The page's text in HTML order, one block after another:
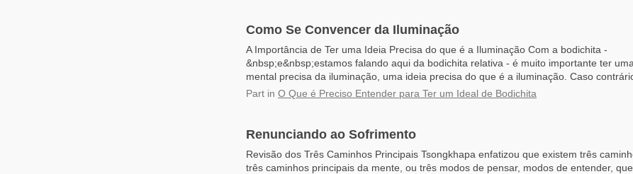
Como Se Convencer da Iluminação
A Importância de Ter uma Ideia Precisa do que é a Iluminação Com a bodichita -
&nbsp;e&nbsp;estamos falando aqui da bodichita relativa - é muito importante ter
mental precisa da iluminação, uma ideia precisa do que é a iluminação. Caso
Part in O Que é Preciso Entender para Ter um Ideal de Bodichita
Renunciando ao Sofrimento
Revisão dos Três Caminhos Principais Tsongkhapa enfatizou que existem três
três caminhos principais da mente, ou três modos de pensar, modos de entender,